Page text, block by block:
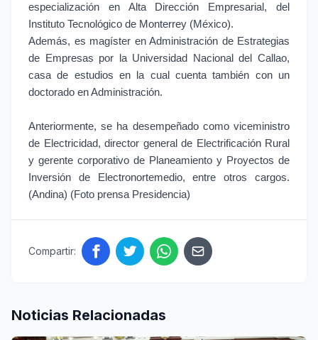
especialización en Alta Dirección Empresarial, del
Instituto Tecnológico de Monterrey (México).
Además, es magíster en Administración de Estrategias
de Empresas por la Universidad Nacional del Callao,
casa de estudios en la cual cuenta también con un
doctorado en Administración.
Anteriormente, se ha desempeñado como viceministro
de Electricidad, director general de Electrificación Rural
y gerente corporativo de Planeamiento y Proyectos de
Inversión de Electronortemedio, entre otros cargos.
(Andina) (Foto prensa Presidencia)
Compartir:
Noticias Relacionadas